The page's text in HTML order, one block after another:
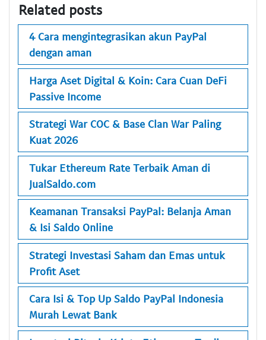
Related posts
4 Cara mengintegrasikan akun PayPal
dengan aman
Harga Aset Digital & Koin: Cara Cuan DeFi
Passive Income
Strategi War COC & Base Clan War Paling
Kuat 2026
Tukar Ethereum Rate Terbaik Aman di
JualSaldo.com
Keamanan Transaksi PayPal: Belanja Aman
& Isi Saldo Online
Strategi Investasi Saham dan Emas untuk
Profit Aset
Cara Isi & Top Up Saldo PayPal Indonesia
Murah Lewat Bank